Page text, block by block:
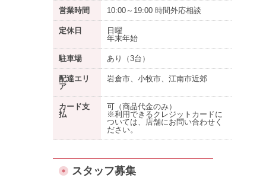
営業時間 10:00～19:00 時間外応相談
定休日
日曜
年末年始
駐車場 あり （3台）
配達エリ
ア
岩倉市、小牧市、江南市近郊
カード支
払
可（商品代金のみ）
※利用できるクレジットカードに
ついては、店舗にお問い合わせく
ださい。
スタッフ募集